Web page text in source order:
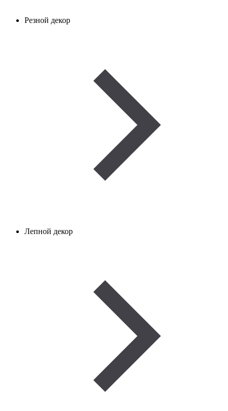
Резной декор
Лепной декор